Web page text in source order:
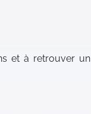
et à retrouver un